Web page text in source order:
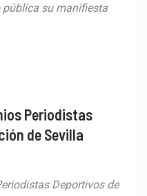
pública su manifiesta
Periodistas
de Sevilla
Deportivos de